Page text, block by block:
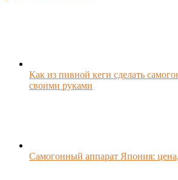
Как из пивной кеги сделать
своими руками
Самогонный аппарат Япония: